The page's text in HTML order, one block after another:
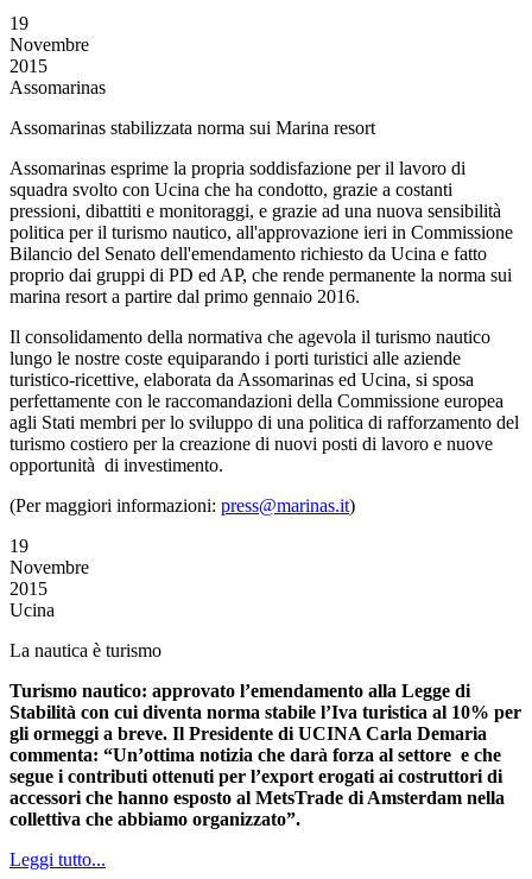
19
Novembre
2015
Assomarinas
Assomarinas stabilizzata norma sui Marina resort
Assomarinas esprime la propria soddisfazione per il lavoro di
squadra svolto con Ucina che ha condotto, grazie a costanti
pressioni, dibattiti e monitoraggi, e grazie ad una nuova sensibilità
politica per il turismo nautico, all'approvazione ieri in Commissione
Bilancio del Senato dell'emendamento richiesto da Ucina e fatto
proprio dai gruppi di PD ed AP, che rende permanente la norma sui
marina resort a partire dal primo gennaio 2016.
Il consolidamento della normativa che agevola il turismo nautico
lungo le nostre coste equiparando i porti turistici alle aziende
turistico-ricettive, elaborata da Assomarinas ed Ucina, si sposa
perfettamente con le raccomandazioni della Commissione europea
agli Stati membri per lo sviluppo di una politica di rafforzamento del
turismo costiero per la creazione di nuovi posti di lavoro e nuove
opportunità di investimento.
(Per maggiori informazioni: press@marinas.it)
19
Novembre
2015
Ucina
La nautica è turismo
Turismo nautico: approvato l’emendamento alla Legge di
Stabilità con cui diventa norma stabile l’Iva turistica al 10% per
gli ormeggi a breve. Il Presidente di UCINA Carla Demaria
commenta: “Un’ottima notizia che darà forza al settore e che
segue i contributi ottenuti per l’export erogati ai costruttori di
accessori che hanno esposto al MetsTrade di Amsterdam nella
collettiva che abbiamo organizzato”.
Leggi tutto...